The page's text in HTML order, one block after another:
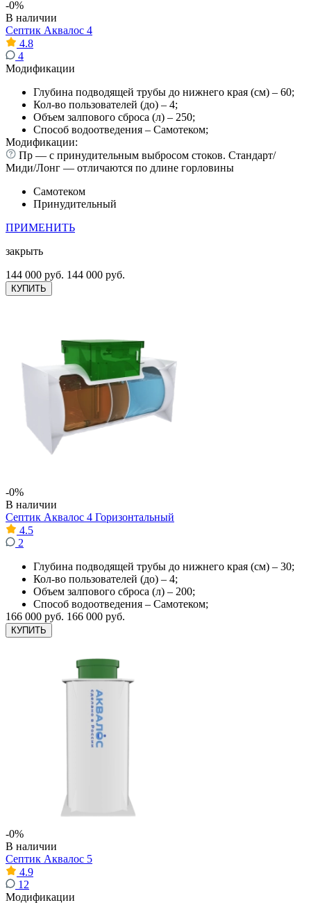
-0%
В наличии
Септик Аквалос 4
4.8
4
Модификации
Глубина подводящей трубы до нижнего края (см) – 60;
Кол-во пользователей (до) – 4;
Объем залпового сброса (л) – 250;
Способ водоотведения – Самотеком;
Модификации:
Пр — с принудительным выбросом стоков. Стандарт/
Миди/Лонг — отличаются по длине горловины
Самотеком
Принудительный
ПРИМЕНИТЬ
закрыть
144 000 руб. 144 000 руб.
КУПИТЬ
-0%
В наличии
Септик Аквалос 4 Горизонтальный
4.5
2
Глубина подводящей трубы до нижнего края (см) – 30;
Кол-во пользователей (до) – 4;
Объем залпового сброса (л) – 200;
Способ водоотведения – Самотеком;
166 000 руб. 166 000 руб.
КУПИТЬ
-0%
В наличии
Септик Аквалос 5
4.9
12
Модификации